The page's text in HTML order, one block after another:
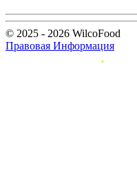
© 2025 - 2026 WilcoFood
Правовая Информация